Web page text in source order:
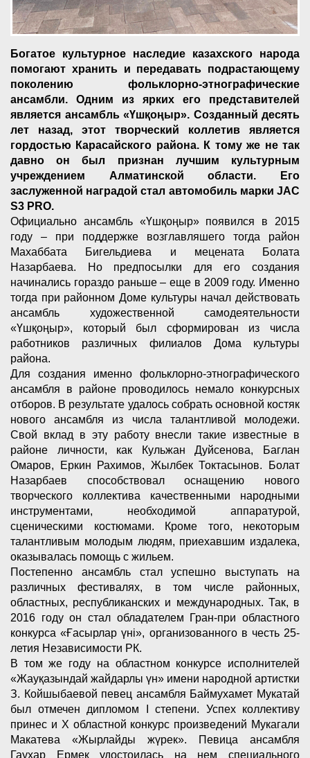
Богатое культурное наследие казахского народа
помогают хранить и передавать подрастающему
поколению фольклорно-этнографические
ансамбли. Одним из ярких его представителей
является ансамбль «Үшқоңыр». Созданный десять
лет назад, этот творческий коллетив является
гордостью Карасайского района. К тому же не так
давно он был признан лучшим культурным
учреждением Алматинской области. Его
заслуженной наградой стал автомобиль марки JAC
S3 PRO.
Официально ансамбль «Үшқоңыр» появился в 2015
году – при поддержке возглавляшего тогда район
Махаббата Бигельдиева и мецената Болата
Назарбаева. Но предпосылки для его создания
начинались гораздо раньше – еще в 2009 году. Именно
тогда при районном Доме культуры начал действовать
ансамбль художественной самодеятельности
«Үшқоңыр», который был сформирован из числа
работников различных филиалов Дома культуры
района.
Для создания именно фольклорно-этнографического
ансамбля в районе проводилось немало конкурсных
отборов. В результате удалось собрать основной костяк
нового ансамбля из числа талантливой молодежи.
Свой вклад в эту работу внесли такие известные в
районе личности, как Кульжан Дуйсенова, Баглан
Омаров, Еркин Рахимов, Жылбек Токтасынов. Болат
Назарбаев способствовал оснащению нового
творческого коллектива качественными народными
инструментами, необходимой аппаратурой,
сценическими костюмами. Кроме того, некоторым
талантливым молодым людям, приехавшим издалека,
оказывалась помощь с жильем.
Постепенно ансамбль стал успешно выступать на
различных фестивалях, в том числе районных,
областных, республиканских и международных. Так, в
2016 году он стал обладателем Гран-при областного
конкурса «Ғасырлар үні», организованного в честь 25-
летия Независимости РК.
В том же году на областном конкурсе исполнителей
«Жауқазындай жайдарлы үн» имени народной артистки
З. Койшыбаевой певец ансамбля Баймухамет Мукатай
был отмечен дипломом I степени. Успех коллективу
принес и Х областной конкурс произведений Мукагали
Макатева «Жырлайды жүрек». Певица ансамбля
Гаухар Ермек удостоилась на нем специального